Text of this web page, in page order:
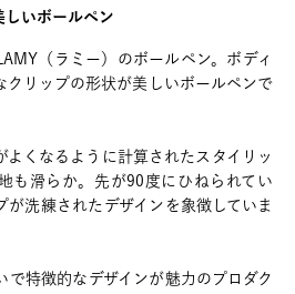
しいボールペン
（ラミー）のボールペン。ボディ
クリップの形状が美しいボールペンで
よくなるように計算されたスタイリッ
も滑らか。先が90度にひねられてい
が洗練されたデザインを象徴していま
で特徴的なデザインが魅力のプロダク